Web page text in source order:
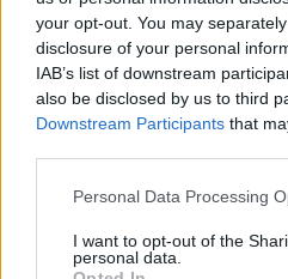
your opt-out. You may
disclosure of your personal
IAB’s list of downstream
also be disclosed by us to third
Downstream Participants that
Please note that this website/
not limited to your visit or usage
grant or deny consent to Google
Personal Data Processing
I want to opt-out of the
personal data.
βόμβα στην ιστορία της
6/08/2026 - 1:11μμ